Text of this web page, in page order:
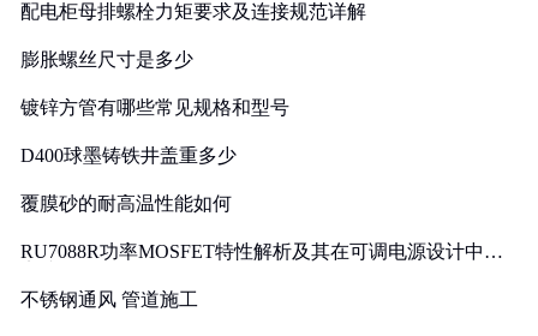
配电柜母排螺栓力矩要求及连接规范详解
膨胀螺丝尺寸是多少
镀锌方管有哪些常见规格和型号
D400球墨铸铁井盖重多少
覆膜砂的耐高温性能如何
RU7088R功率MOSFET特性解析及其在可调电源设计中的
不锈钢通风 管道施工